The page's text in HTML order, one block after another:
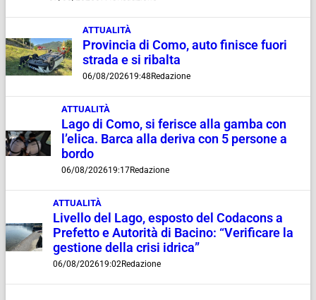
ATTUALITÀ
Provincia di Como, auto finisce fuori
strada e si ribalta
06/08/202619:48 Redazione
ATTUALITÀ
Lago di Como, si ferisce alla gamba con
l’elica. Barca alla deriva con 5 persone a
bordo
06/08/202619:17Redazione
ATTUALITÀ
Livello del Lago, esposto del Codacons a
Prefetto e Autorità di Bacino: “Verificare la
gestione della crisi idrica”
06/08/202619:02Redazione